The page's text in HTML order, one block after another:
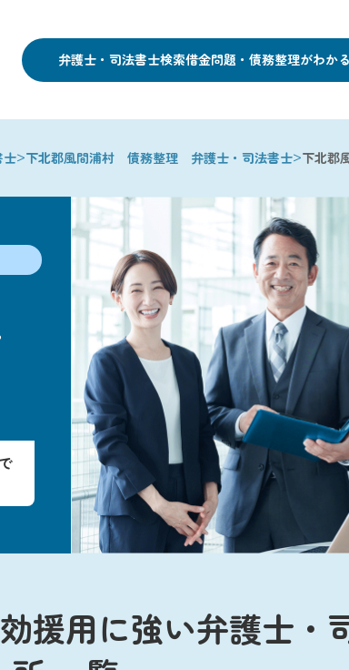
弁護士・司法書士検索借金問題・債務整理がわか
>下北郡風間浦村 債務整理 弁護士・司法書士>下北郡
援用に強い弁護士・